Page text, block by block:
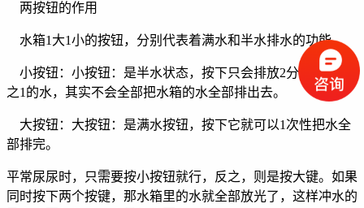
两按钮的作用
水箱1大1小的按钮，分别代表着满水和半水排水的功能。
小按钮：小按钮：是半水状态，按下只会排放2分之1或3分
之1的水，其实不会全部把水箱的水全部排出去。
大按钮：大按钮：是满水按钮，按下它就可以1次性把水全
部排完。
平常尿尿时，只需要按小按钮就行，反之，则是按大键。如果
同时按下两个按键，那水箱里的水就全部放光了，这样冲水的